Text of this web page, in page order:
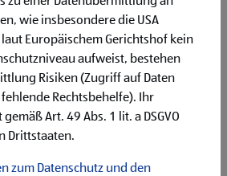
und Spätdienste (Montag bis
zu arbeiten und den
mitzugestalten
im Team für ein motiviertes
anspruchsvollen Tätigkeiten
mit Kund:innen für eine
wie insbesondere die USA
laut Europäischem Gerichtshof kein
aufweist, bestehen
Risiken (Zugriff auf Daten
Rechtsbehelfe). Ihr
Art. 49 Abs. 1 lit. a DSGVO
Drittstaaten.
zum Datenschutz und den